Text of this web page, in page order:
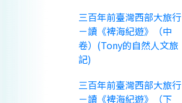
三百年前臺灣西部大旅行
－讀《裨海紀遊》（中
卷）(Tony的自然人文旅
記)
三百年前臺灣西部大旅行
－讀《裨海紀遊》（下